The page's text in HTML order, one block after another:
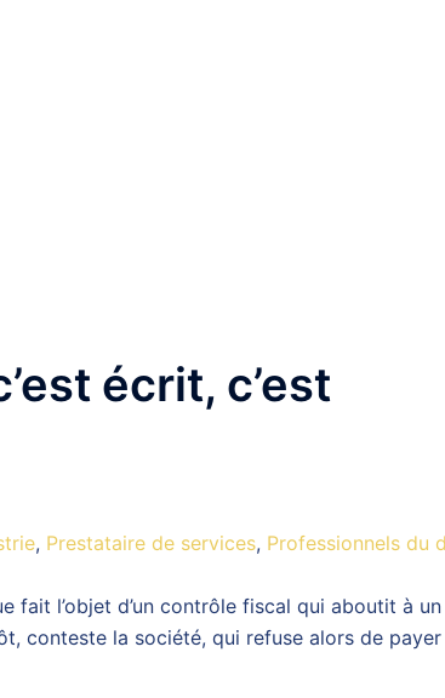
écrit, c’est
, Prestataire de services, Professionnels du
fait l’objet d’un contrôle fiscal qui aboutit à un
conteste la société, qui refuse alors de